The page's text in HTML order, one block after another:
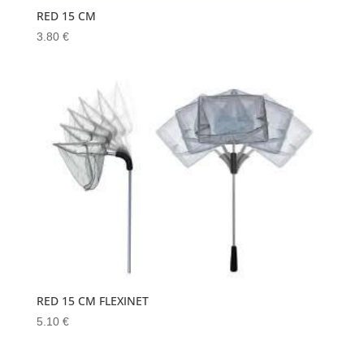
RED 15 CM
3.80 €
RED 15 CM FLEXINET
5.10 €